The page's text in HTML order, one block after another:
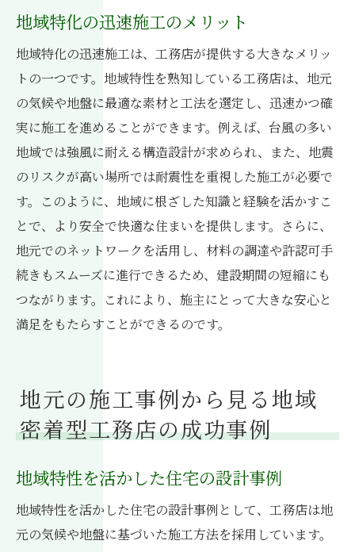
地域特化の迅速施工のメリット
地域特化の迅速施工は、工務店が提供する大きなメリッ
トの一つです。地域特性を熟知している工務店は、地元
の気候や地盤に最適な素材と工法を選定し、迅速かつ確
実に施工を進めることができます。例えば、台風の多い
地域では強風に耐える構造設計が求められ、また、地震
のリスクが高い場所では耐震性を重視した施工が必要で
す。このように、地域に根ざした知識と経験を活かすこ
とで、より安全で快適な住まいを提供します。さらに、
地元でのネットワークを活用し、材料の調達や許認可手
続きもスムーズに進行できるため、建設期間の短縮にも
つながります。これにより、施主にとって大きな安心と
満足をもたらすことができるのです。
地元の施工事例から見る地域
密着型工務店の成功事例
地域特性を活かした住宅の設計事例
地域特性を活かした住宅の設計事例として、工務店は地
元の気候や地盤に基づいた施工方法を採用しています。